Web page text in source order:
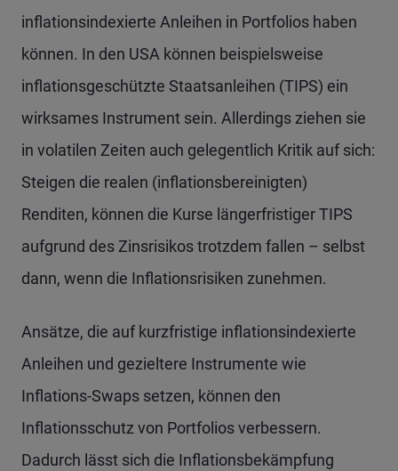
inflationsindexierte Anleihen in Portfolios haben
können. In den USA können beispielsweise
inflationsgeschützte Staatsanleihen (TIPS) ein
wirksames Instrument sein. Allerdings ziehen sie
in volatilen Zeiten auch gelegentlich Kritik auf sich:
Steigen die realen (inflationsbereinigten)
Renditen, können die Kurse längerfristiger TIPS
aufgrund des Zinsrisikos trotzdem fallen – selbst
dann, wenn die Inflationsrisiken zunehmen.
Ansätze, die auf kurzfristige inflationsindexierte
Anleihen und gezieltere Instrumente wie
Inflations-Swaps setzen, können den
Inflationsschutz von Portfolios verbessern.
Dadurch lässt sich die Inflationsbekämpfung